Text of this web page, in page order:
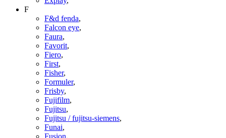
F
F&d fenda,
Falcon eye,
Faura,
Favorit,
Fiero,
First,
Fisher,
Formuler,
Frisby,
Fujifilm,
Fujitsu,
Fujitsu / fujitsu-siemens,
Funai,
Fusion,